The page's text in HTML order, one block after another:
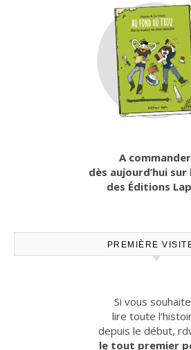
A commander
dès aujourd’hui
des Éditions
PREMIÈRE
Si vous
lire toute
depuis le début,
le tout premier